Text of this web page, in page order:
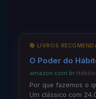
📚 LIVROS
O Poder do
amazon.com.br·
Por que fazemos o
Um clássico com